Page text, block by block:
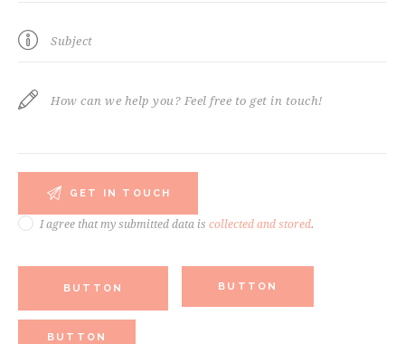
I agree that my submitted data is collected and stored.
BUTTON BUTTON
BUTTON